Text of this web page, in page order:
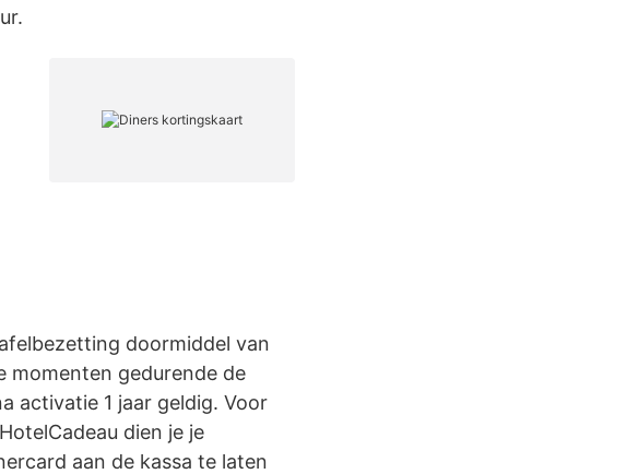
doormiddel van
momenten gedurende de
activatie 1 jaar geldig. Voor
dien je je
aan de kassa te laten